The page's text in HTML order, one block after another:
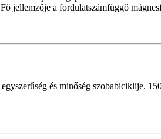
jellemzője a fordulatszámfüggő
és minőség szobabiciklije.